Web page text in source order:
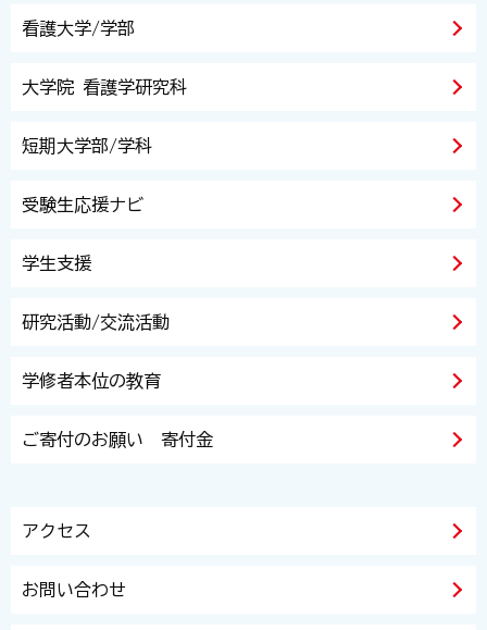
看護大学/学部
大学院 看護学研究科
短期大学部/学科
受験生応援ナビ
学生支援
研究活動/交流活動
学修者本位の教育
ご寄付のお願い 寄付金
アクセス
お問い合わせ